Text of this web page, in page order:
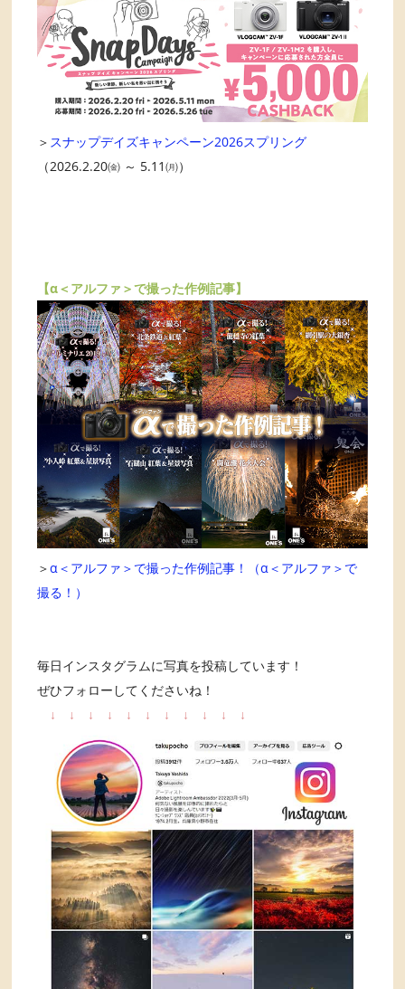
＞ スナップデイズキャンペーン2026スプリング
（2026.2.20㈮ ～ 5.11㈪）
【α＜アルファ＞で撮った作例記事】
＞α＜アルファ＞で撮った作例記事！（α＜アルファ＞で
撮る！）
毎日インスタグラムに写真を投稿しています！
ぜひフォローしてくださいね！
↓
↓ ↓ ↓ ↓ ↓ ↓ ↓ ↓ ↓ ↓